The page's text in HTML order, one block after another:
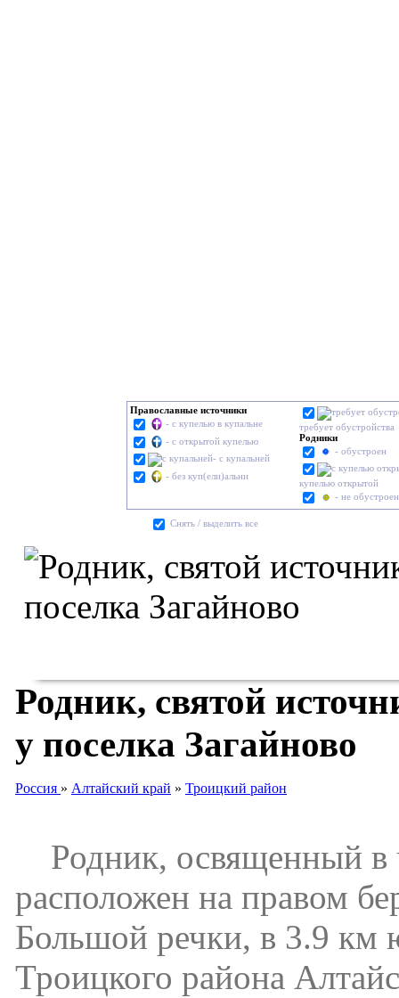
Православные источники
- с купелью в купальне
- с открытой купелью
- с купальней
- без куп(ели)альни
требует обустройства
Родники
- обустроен
купелью открытой
- не обустроен
Cнять / выделить все
Родник, святой
у поселка Загайново
Россия » Алтайский край » Троицкий район
Родник, освященный в
расположен на правом
Большой речки, в 3.9 км
Троицкого района